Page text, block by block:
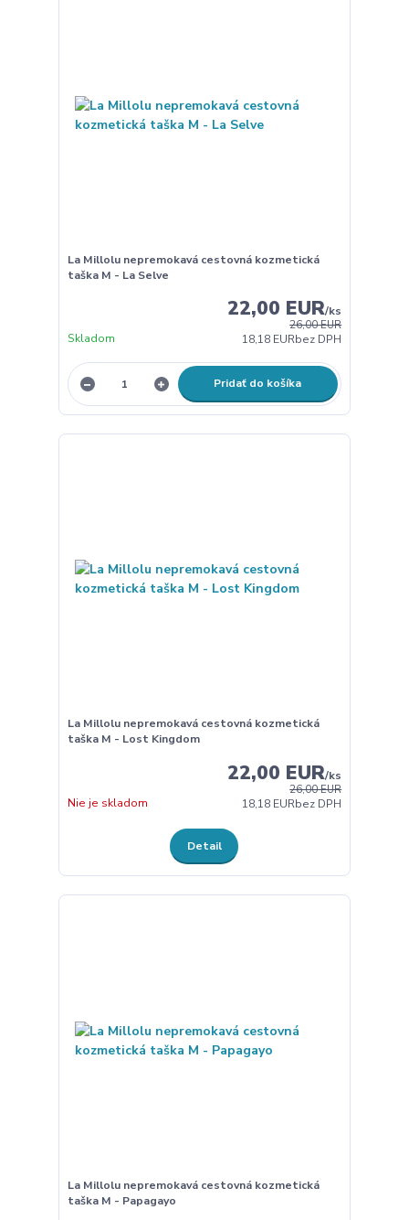
La Millolu nepremokavá cestovná kozmetická
taška M - La Selve
26,00 EUR
22,00 EUR/ks
18,18 EURbez DPH
Skladom
Pridať do košíka
La Millolu nepremokavá cestovná kozmetická
taška M - Lost Kingdom
26,00 EUR
22,00 EUR/ks
18,18 EURbez DPH
Nie je skladom
Detail
La Millolu nepremokavá cestovná kozmetická
taška M - Papagayo